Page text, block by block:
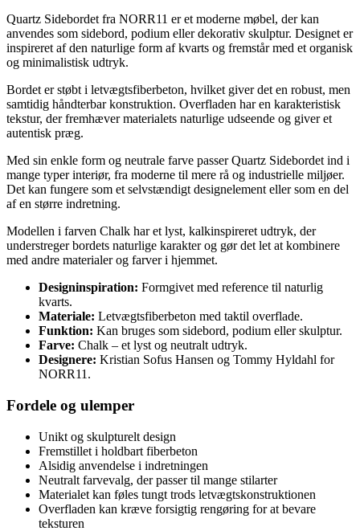
Quartz Sidebordet fra NORR11 er et moderne møbel, der kan
anvendes som sidebord, podium eller dekorativ skulptur. Designet er
inspireret af den naturlige form af kvarts og fremstår med et organisk
og minimalistisk udtryk.
Bordet er støbt i letvægtsfiberbeton, hvilket giver det en robust, men
samtidig håndterbar konstruktion. Overfladen har en karakteristisk
tekstur, der fremhæver materialets naturlige udseende og giver et
autentisk præg.
Med sin enkle form og neutrale farve passer Quartz Sidebordet ind i
mange typer interiør, fra moderne til mere rå og industrielle miljøer.
Det kan fungere som et selvstændigt designelement eller som en del
af en større indretning.
Modellen i farven Chalk har et lyst, kalkinspireret udtryk, der
understreger bordets naturlige karakter og gør det let at kombinere
med andre materialer og farver i hjemmet.
Designinspiration: Formgivet med reference til naturlig
kvarts.
Materiale: Letvægtsfiberbeton med taktil overflade.
Funktion: Kan bruges som sidebord, podium eller skulptur.
Farve: Chalk – et lyst og neutralt udtryk.
Designere: Kristian Sofus Hansen og Tommy Hyldahl for
NORR11.
Fordele og ulemper
Unikt og skulpturelt design
Fremstillet i holdbart fiberbeton
Alsidig anvendelse i indretningen
Neutralt farvevalg, der passer til mange stilarter
Materialet kan føles tungt trods letvægtskonstruktionen
Overfladen kan kræve forsigtig rengøring for at bevare
teksturen